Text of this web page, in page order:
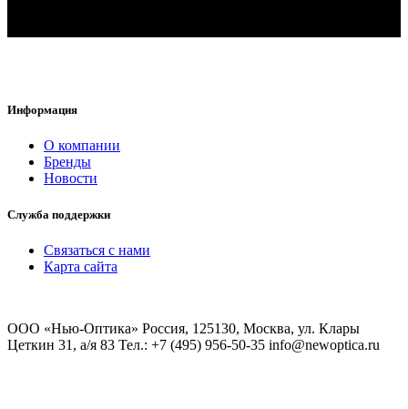
Информация
O компании
Бренды
Новости
Служба поддержки
Связаться с нами
Карта сайта
ООО «Нью-Оптика» Россия, 125130, Москва, ул. Клары
Цеткин 31, а/я 83 Тел.: +7 (495) 956-50-35 info@newoptica.ru